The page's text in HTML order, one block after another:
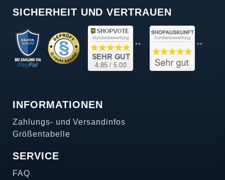
SICHERHEIT UND VERTRAUEN
** **
INFORMATIONEN
Zahlungs- und Versandinfos
Größentabelle
SERVICE
FAQ